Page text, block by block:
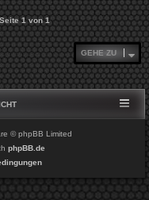
1von1
GEHE ZU
© phpBB Limited
phpBB.de